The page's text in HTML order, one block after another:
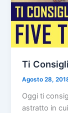
Ti
Agosto 28,
Oggi ti
astratto in